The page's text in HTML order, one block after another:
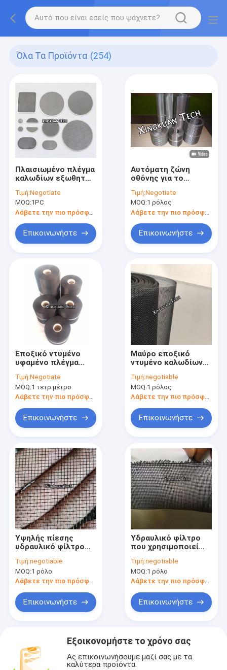
Όλα Τα Προϊόντα (254)
Πλαισιωμένο πλέγμα
καλωδίων εξωθητών
οθόνης εξωθητών
για τις συνθετικές
ίνες
Τιμή:Negotiate
MOQ:1PC
Λάβετε την πιο πρόσφατη τιμή
Επικοινωνήστε
Αυτόματη ζώνη
οθόνης για το
εξωθητών PP
Τιμή:Negotiate
MOQ:1 ρόλος
Επικοινωνήστε
Εποξικό ντυμένο
υφαμένο πλέγμα
καλωδίων 14x14
16x16 18x16
Τιμή:Negotiate
MOQ:1 τετρ.μέτρο
Λάβετε την πιο πρόσφατη τιμή
Επικοινωνήστε
Μαύρο εποξικό
ντυμένο καλωδίων
18*14 υποστήριξης
φίλτρων αέρα
πλέγματος
Τιμή:negotiable
MOQ:1 ρόλος
Επικοινωνήστε
Υψηλής πίεσης
υδραυλικό φίλτρο
πλεγμένο
διαχωριστικό
πλέγμα
Τιμή:negotiable
MOQ:1 ρόλο
Λάβετε την πιο πρόσφατη τιμή
Επικοινωνήστε
Υδραυλικό φίλτρο
που χρησιμοποιεί
επικαλυμμένο
συρματόπλεγμα με
κυλίνδρους μήκους
Τιμή:negotiable
MOQ:1 ρόλο
Λάβετε την πιο πρόσφατη τιμή
Επικοινωνήστε
Εξοικονομήστε το χρόνο σας
Ας επικοινωνήσουμε μαζί σας με τα
καλύτερα προϊόντα.